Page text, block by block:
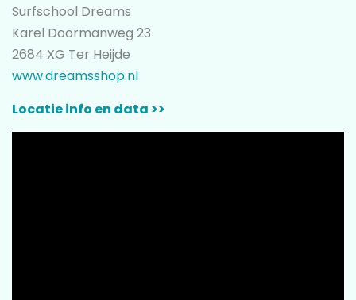
Surfschool Dreams
Karel Doormanweg 23
2684 XG Ter Heijde
www.dreamsshop.nl
Locatie info en data >>